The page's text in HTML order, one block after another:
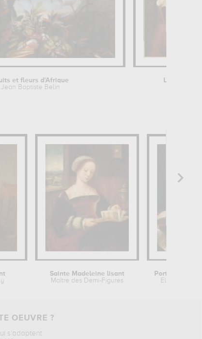
et fleurs d'Afrique
Jean Baptiste Belin
Sainte Madeleine lisant
Maître des Demi-Figures
Elisabeth
OEUVRE ?
s’adaptent